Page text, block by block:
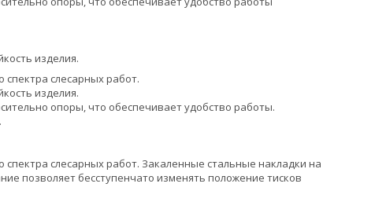
изделия.
слесарных работ.
изделия.
опоры, что обеспечивает удобство работы.
слесарных работ. Закаленные стальные накладки на
позволяет бесступенчато изменять положение тисков